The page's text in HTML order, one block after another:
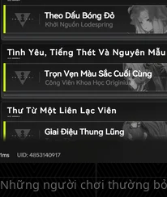
Những người chơi thường